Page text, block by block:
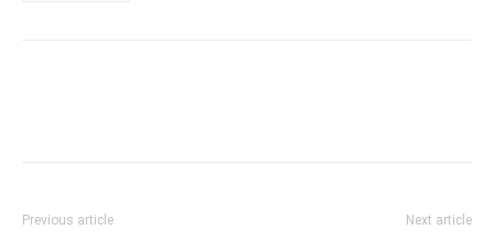
Previous article Next article